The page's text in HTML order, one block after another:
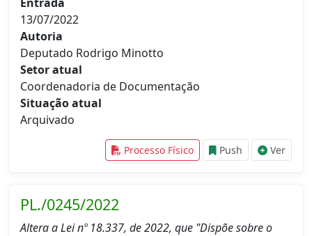
13/07/2022
Autoria
Deputado Rodrigo Minotto
Setor atual
Coordenadoria de Documentação
Situação atual
Arquivado
Processo Físico Push Ver
PL./0245/2022
Altera a Lei nº 18.337, de 2022, que "Dispõe sobre o